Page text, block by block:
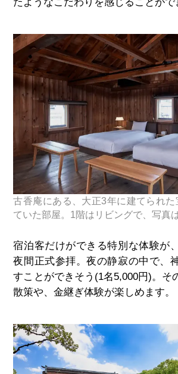
古香庵にある、大正3年に建てられ
ていた部屋。1階はリビングで、写真
宿泊客だけができる特別な体験が
夜間正式参拝。夜の静寂の中で、
すことができそう(1名5,000円)。そ
散策や、金継ぎ体験が楽しめます。